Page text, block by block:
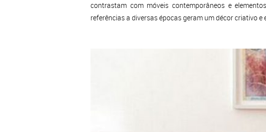
contrastam com móveis contemporâneos e
referências a diversas épocas geram um décor criativo e